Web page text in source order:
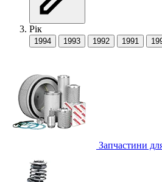
Рік
1994 1993 1992 1991
Запчастини